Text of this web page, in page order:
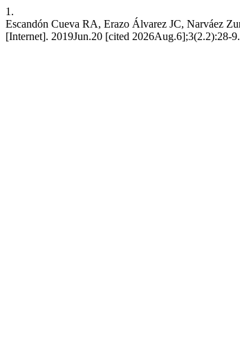
1.
Escandón Cueva RA, Erazo Álvarez JC, Narváez
[Internet]. 2019Jun.20 [cited 2026Aug.6];3(2.2):28-